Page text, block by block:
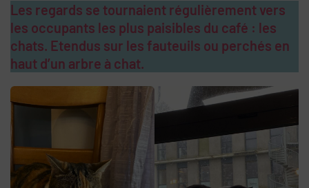
Les regards se tournaient régulièrement vers
les occupants les plus paisibles du café : les
chats. Etendus sur les fauteuils ou perchés en
haut d’un arbre à chat.